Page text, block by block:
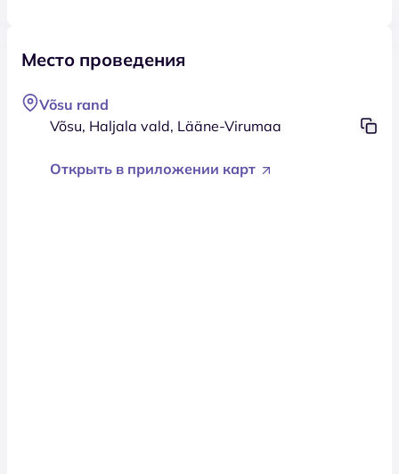
Место проведения
Võsu rand
Võsu, Haljala vald, Lääne-Virumaa
Открыть в приложении карт